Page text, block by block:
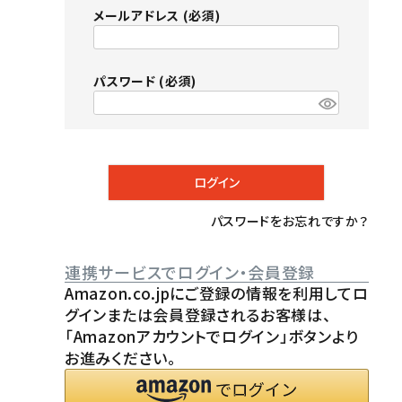
メールアドレス (必須)
パスワード (必須)
ログイン
パスワードをお忘れですか？
連携サービスでログイン・会員登録
Amazon.co.jpにご登録の情報を利用してロ
グインまたは会員登録されるお客様は、
「Amazonアカウントでログイン」ボタンより
お進みください。